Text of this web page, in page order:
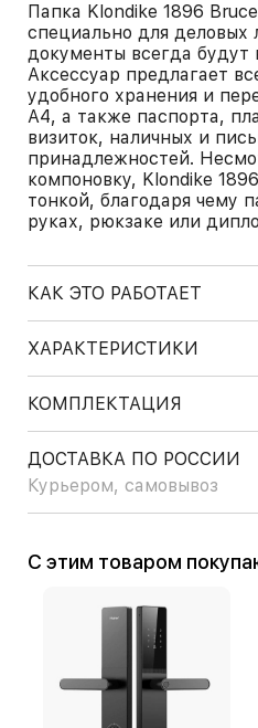
Папка Klondike 1896
специально для
документы всегда будут
Аксессуар предлагает
удобного хранения и
А4, а также паспорта,
визиток, наличных и
принадлежностей.
компоновку, Klondike
тонкой, благодаря чему
руках, рюкзаке или
КАК ЭТО РАБОТАЕТ
ХАРАКТЕРИСТИКИ
КОМПЛЕКТАЦИЯ
ДОСТАВКА ПО РОССИИ
Курьером, самовывоз
С этим товаром